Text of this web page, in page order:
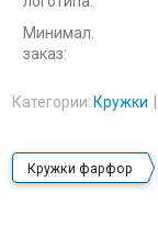
Минимал.
заказ:
Категории: Кружки
Кружки фарфор